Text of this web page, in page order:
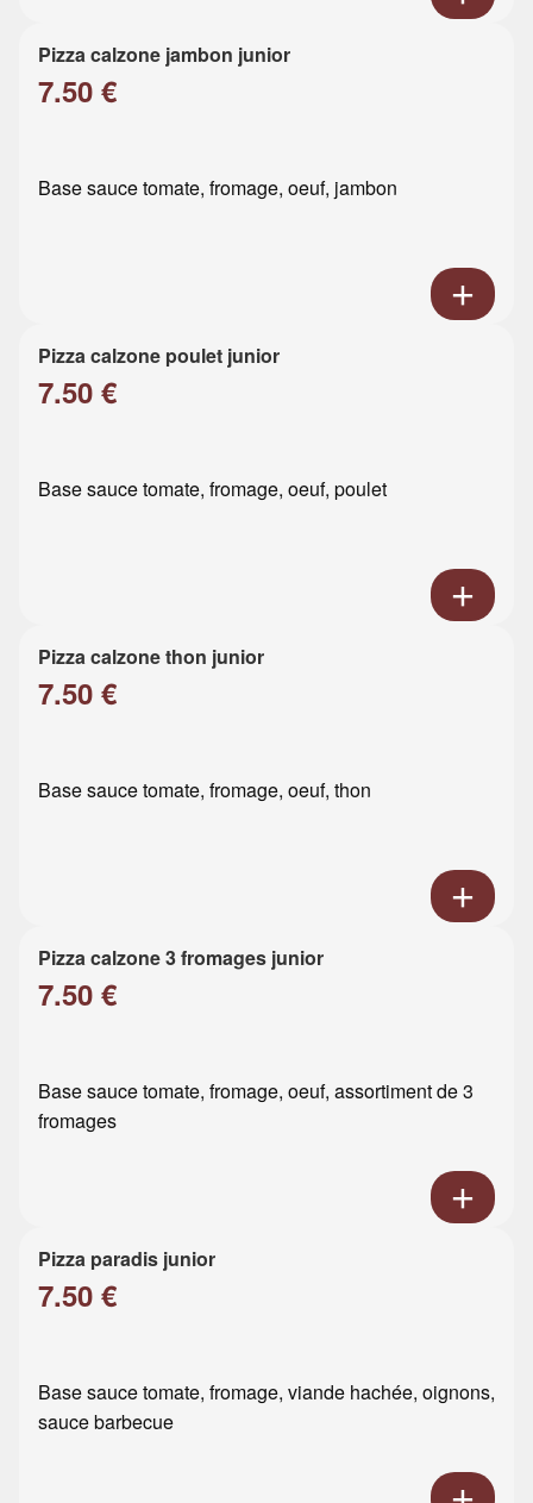
Pizza calzone jambon junior
7.50 €
Base sauce tomate, fromage, oeuf, jambon
Pizza calzone poulet junior
7.50 €
Base sauce tomate, fromage, oeuf, poulet
Pizza calzone thon junior
7.50 €
Base sauce tomate, fromage, oeuf, thon
Pizza calzone 3 fromages junior
7.50 €
Base sauce tomate, fromage, oeuf, assortiment de 3
fromages
Pizza paradis junior
7.50 €
Base sauce tomate, fromage, viande hachée, oignons,
sauce barbecue